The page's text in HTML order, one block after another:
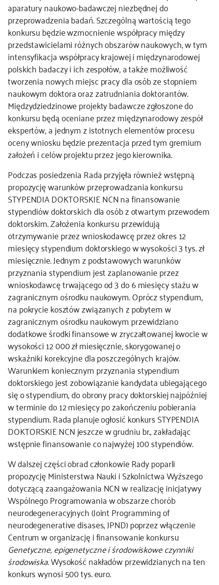
aparatury naukowo-badawczej niezbędnej do
przeprowadzenia badań. Szczególną wartością tego
konkursu będzie wzmocnienie współpracy między
przedstawicielami różnych obszarów naukowych, w tym
intensyfikacja współpracy krajowej i międzynarodowej
polskich badaczy i ich zespołów, a także możliwość
tworzenia nowych miejsc pracy dla osób ze stopniem
naukowym doktora oraz zatrudniania doktorantów.
Międzydziedzinowe projekty badawcze zgłoszone do
konkursu będą oceniane przez międzynarodowy zespół
ekspertów, a jednym z istotnych elementów procesu
oceny wniosku będzie prezentacja przed tym gremium
założeń i celów projektu przez jego kierownika.
Podczas posiedzenia Rada przyjęła również wstępną
propozycję warunków przeprowadzania konkursu
STYPENDIA DOKTORSKIE NCN na finansowanie
stypendiów doktorskich dla osób z otwartym przewodem
doktorskim. Założenia konkursu przewidują
otrzymywanie przez wnioskodawcę przez okres 12
miesięcy stypendium doktorskiego w wysokości 3 tys. zł
miesięcznie. Jednym z podstawowych warunków
przyznania stypendium jest zaplanowanie przez
wnioskodawcę trwającego od 3 do 6 miesięcy stażu w
zagranicznym ośrodku naukowym. Oprócz stypendium,
na pokrycie kosztów związanych z pobytem w
zagranicznym ośrodku naukowym przewidziano
dodatkowe środki finansowe w zryczałtowanej kwocie w
wysokości 12 000 zł miesięcznie, skorygowanej o
wskaźniki korekcyjne dla poszczególnych krajów.
Warunkiem koniecznym przyznania stypendium
doktorskiego jest zobowiązanie kandydata ubiegającego
się o stypendium, do obrony pracy doktorskiej najpóźniej
w terminie do 12 miesięcy po zakończeniu pobierania
stypendium. Rada planuje ogłosić konkurs STYPENDIA
DOKTORSKIE NCN jeszcze w grudniu br., zakładając
wstępnie finansowanie co najwyżej 100 stypendiów.
W dalszej części obrad członkowie Rady poparli
propozycję Ministerstwa Nauki i Szkolnictwa Wyższego
dotyczącą zaangażowania NCN w realizację inicjatywy
Wspólnego Programowania w obszarze chorób
neurodegeneracyjnych (Joint Programming of
neurodegenerative disases, JPND) poprzez włączenie
Centrum w organizację i finansowanie konkursu
Genetyczne, epigenetyczne i środowiskowe czynniki
środowiska. Wysokość nakładów przewidzianych na ten
konkurs wynosi 500 tys. euro.